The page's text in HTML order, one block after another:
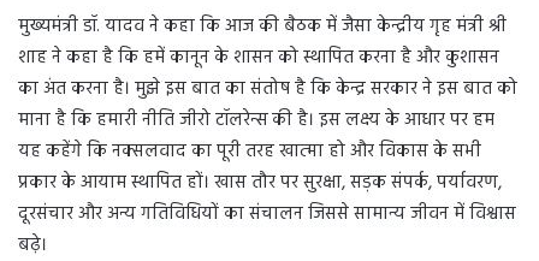
मुख्यमंत्री डॉ. यादव ने कहा कि आज की बैठक में जैसा केन्द्रीय गृह मंत्री श्री
शाह ने कहा है कि हमें कानून के शासन को स्थापित करना है और कुशासन
का अंत करना है। मुझे इस बात का संतोष है कि केन्द्र सरकार ने इस बात को
माना है कि हमारी नीति जीरो टॉलरेन्स की है। इस लक्ष्य के आधार पर हम
यह कहेंगे कि नक्सलवाद का पूरी तरह खात्मा हो और विकास के सभी
प्रकार के आयाम स्थापित हों। खास तौर पर सुरक्षा, सड़क संपर्क, पर्यावरण,
दूरसंचार और अन्य गतिविधियों का संचालन जिससे सामान्य जीवन में विश्वास
बढ़े।